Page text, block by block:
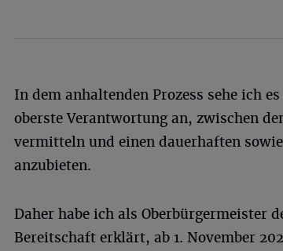
In dem anhaltenden Prozess sehe ich
oberste Verantwortung an, zwischen
vermitteln und einen dauerhaften
anzubieten.
Daher habe ich als Oberbürgermeister
Bereitschaft erklärt, ab 1. November